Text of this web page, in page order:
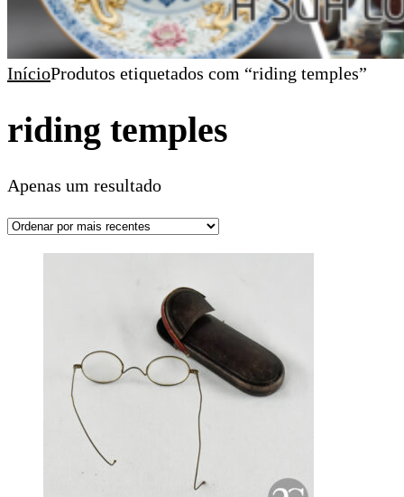
InícioProdutos etiquetados com “riding temples”
riding temples
Apenas um resultado